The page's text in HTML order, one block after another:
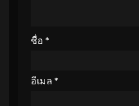
ชื่อ *
อีเมล *